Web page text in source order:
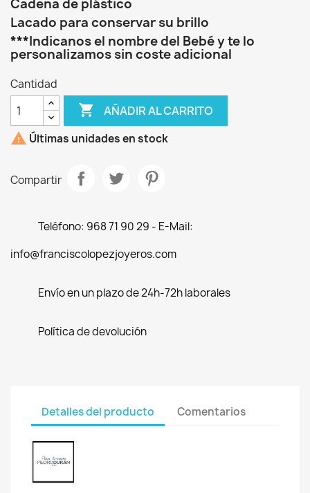
Cadena de plástico
Lacado para conservar su brillo
***Indicanos el nombre del Bebé y te lo
personalizamos sin coste adicional
Cantidad
 AÑADIR AL CARRITO
 Últimas unidades en stock
Compartir
Teléfono: 968 71 90 29 - E-Mail:
info@franciscolopezjoyeros.com
Envío en un plazo de 24h-72h laborales
Política de devolución
Detalles del producto Comentarios